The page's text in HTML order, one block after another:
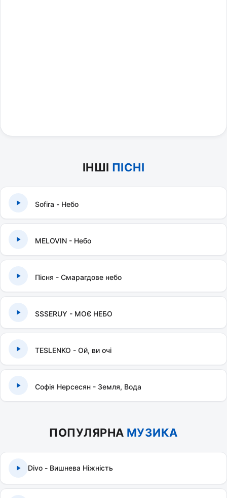
ІНШІ ПІСНІ
Sofira - Небо
MELOVIN - Небо
Пісня - Смарагдове небо
SSSERUY - МОЄ НЕБО
TESLENKO - Ой, ви очі
Софія Нерсесян - Земля, Вода
ПОПУЛЯРНА МУЗИКА
Divo - Вишнева Ніжність